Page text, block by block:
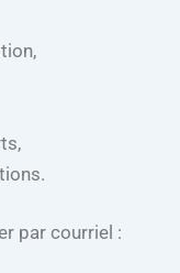
par courriel :